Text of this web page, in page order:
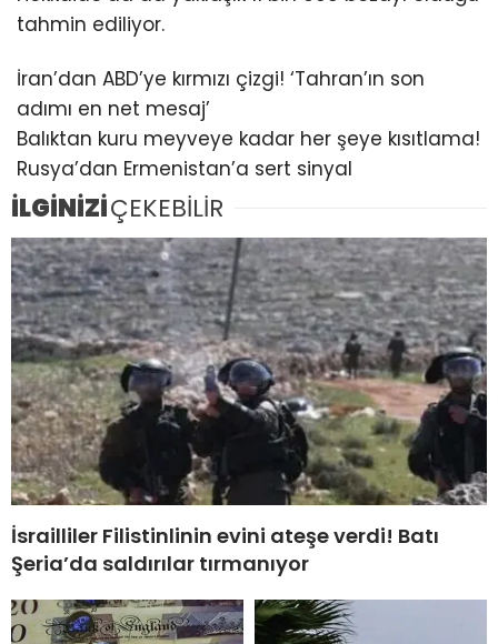
tahmin ediliyor.
İran’dan ABD’ye kırmızı çizgi! ‘Tahran’ın son
adımı en net mesaj’
Balıktan kuru meyveye kadar her şeye kısıtlama!
Rusya’dan Ermenistan’a sert sinyal
İLGİNİZİÇEKEBİLİR
İsrailliler Filistinlinin evini ateşe verdi! Batı
Şeria’da saldırılar tırmanıyor